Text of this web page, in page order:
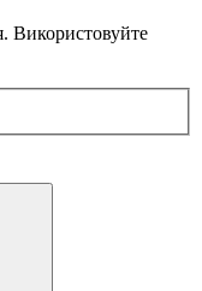
Використовуйте